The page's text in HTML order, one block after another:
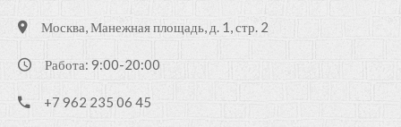
Москва, Манежная площадь, д. 1, стр. 2
Работа: 9:00-20:00
+7 962 235 06 45